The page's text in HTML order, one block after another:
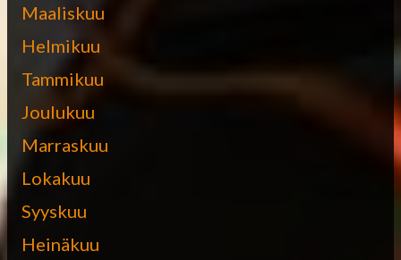
Maaliskuu
Helmikuu
Tammikuu
Joulukuu
Marraskuu
Lokakuu
Syyskuu
Heinäkuu